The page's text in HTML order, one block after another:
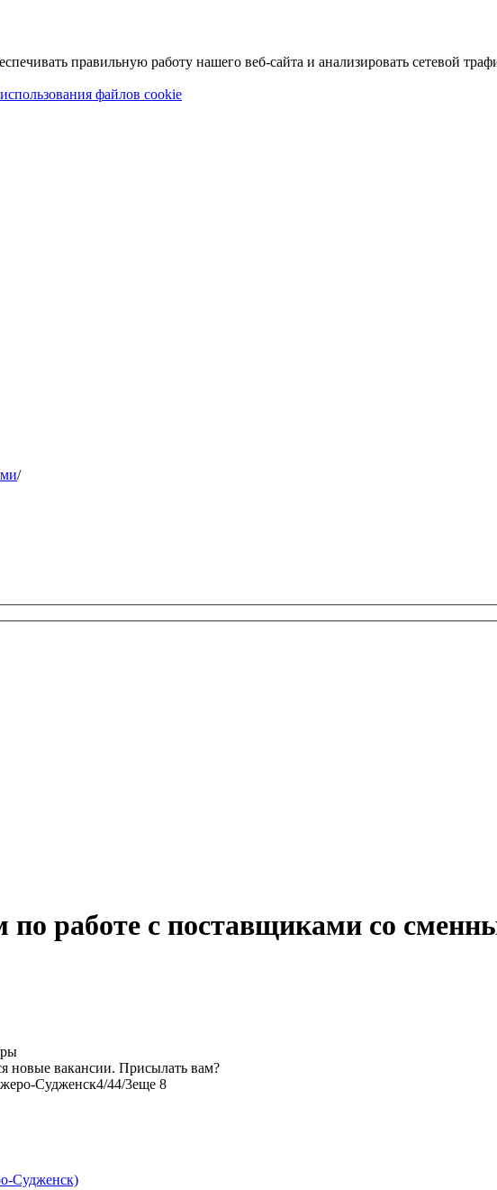
правильную работу нашего веб-сайта и анализировать сетевой
файлов cookie
/
по работе с поставщиками со
новые вакансии. Присылать вам?
Судженск4/44/3еще 8
Судженск)